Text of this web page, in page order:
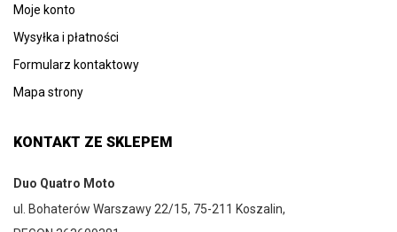
Moje konto
Wysyłka i płatności
Formularz kontaktowy
Mapa strony
KONTAKT ZE SKLEPEM
Duo Quatro Moto
ul. Bohaterów Warszawy 22/15, 75-211 Koszalin,